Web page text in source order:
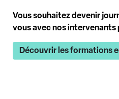
Vous souhaitez devenir
vous avec nos
Découvrir les formations